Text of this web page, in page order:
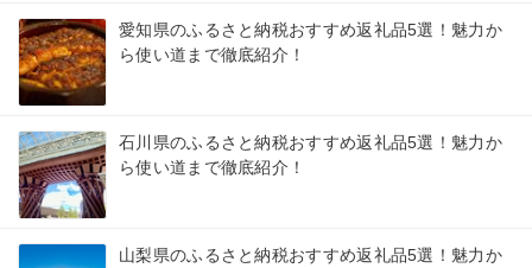
愛知県のふるさと納税おすすめ返礼品5選！魅力か
ら使い道まで徹底紹介！
石川県のふるさと納税おすすめ返礼品5選！魅力か
ら使い道まで徹底紹介！
山梨県のふるさと納税おすすめ返礼品5選！魅力か